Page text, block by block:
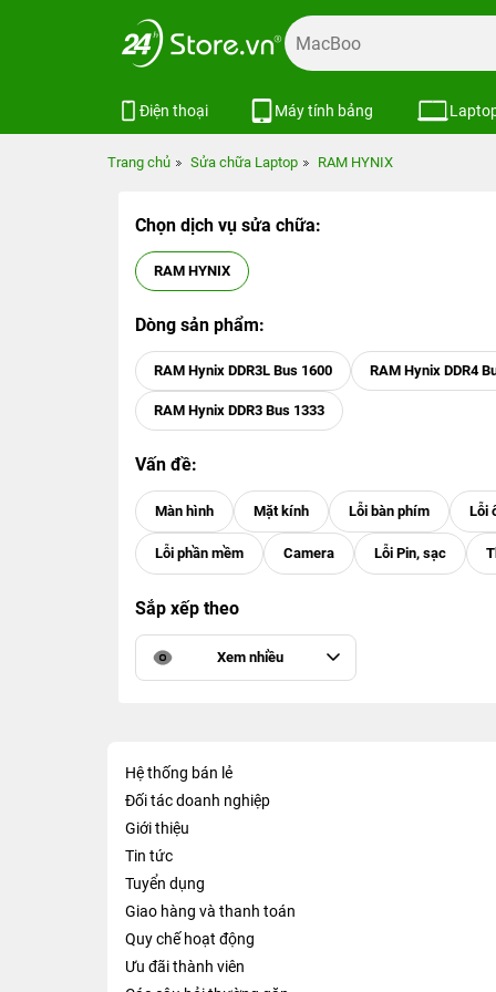
Điện thoại Máy tính bảng
Trang chủ Sửa chữa Laptop RAM HYNIX
Chọn dịch vụ sửa chữa:
RAM HYNIX
Dòng sản phẩm:
RAM Hynix DDR3L Bus 1600 RAM Hynix DDR4
RAM Hynix DDR3 Bus 1333
Vấn đề:
Sắp xếp theo
Xem nhiều
Hệ thống bán lẻ
Đối tác doanh nghiệp
Giới thiệu
Tin tức
Tuyển dụng
Giao hàng và thanh toán
Quy chế hoạt động
Ưu đãi thành viên